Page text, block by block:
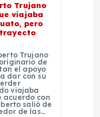
Trujano
viajaba
pero
Trujano
de
el apoyo
dar con su
viajaba
acuerdo con
salió de
de las…